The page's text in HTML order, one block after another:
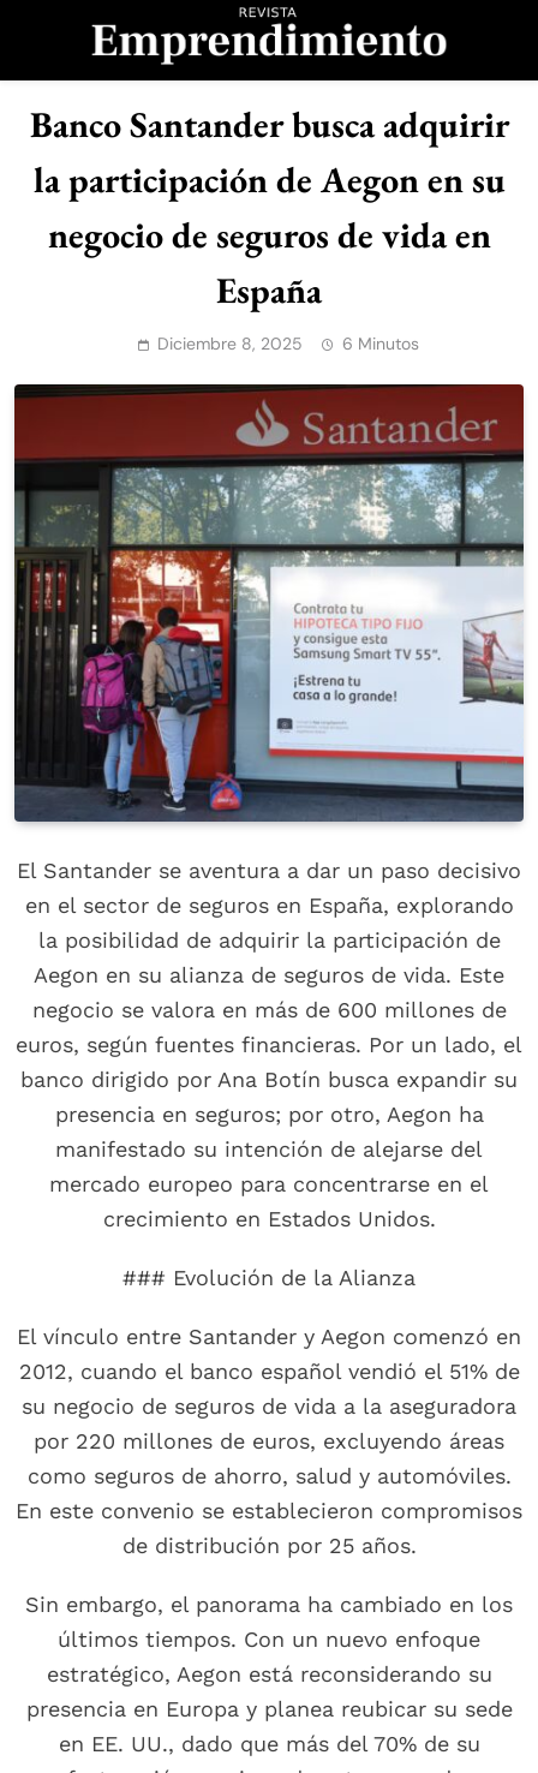
Revista
Emprendimiento
Banco Santander busca adquirir
la participación de Aegon en su
negocio de seguros de vida en
España
Diciembre 8, 2025 6 Minutos
El Santander se aventura a dar un paso decisivo
en el sector de seguros en España, explorando
la posibilidad de adquirir la participación de
Aegon en su alianza de seguros de vida. Este
negocio se valora en más de 600 millones de
euros, según fuentes financieras. Por un lado, el
banco dirigido por Ana Botín busca expandir su
presencia en seguros; por otro, Aegon ha
manifestado su intención de alejarse del
mercado europeo para concentrarse en el
crecimiento en Estados Unidos.
### Evolución de la Alianza
El vínculo entre Santander y Aegon comenzó en
2012, cuando el banco español vendió el 51% de
su negocio de seguros de vida a la aseguradora
por 220 millones de euros, excluyendo áreas
como seguros de ahorro, salud y automóviles.
En este convenio se establecieron compromisos
de distribución por 25 años.
Sin embargo, el panorama ha cambiado en los
últimos tiempos. Con un nuevo enfoque
estratégico, Aegon está reconsiderando su
presencia en Europa y planea reubicar su sede
en EE. UU., dado que más del 70% de su